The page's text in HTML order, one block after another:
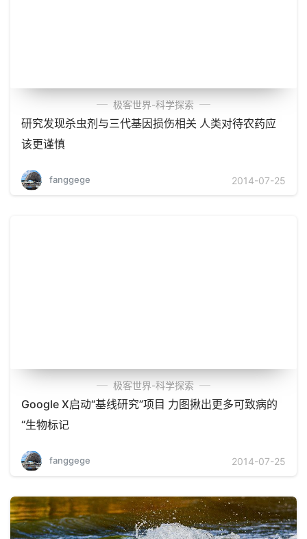
极客世界-科学探索
研究发现杀虫剂与三代基因损伤相关 人类对待农药应
该更谨慎
fanggege 2014-07-25
极客世界-科学探索
Google X启动“基线研究”项目 力图揪出更多可致病的
“生物标记
fanggege 2014-07-25